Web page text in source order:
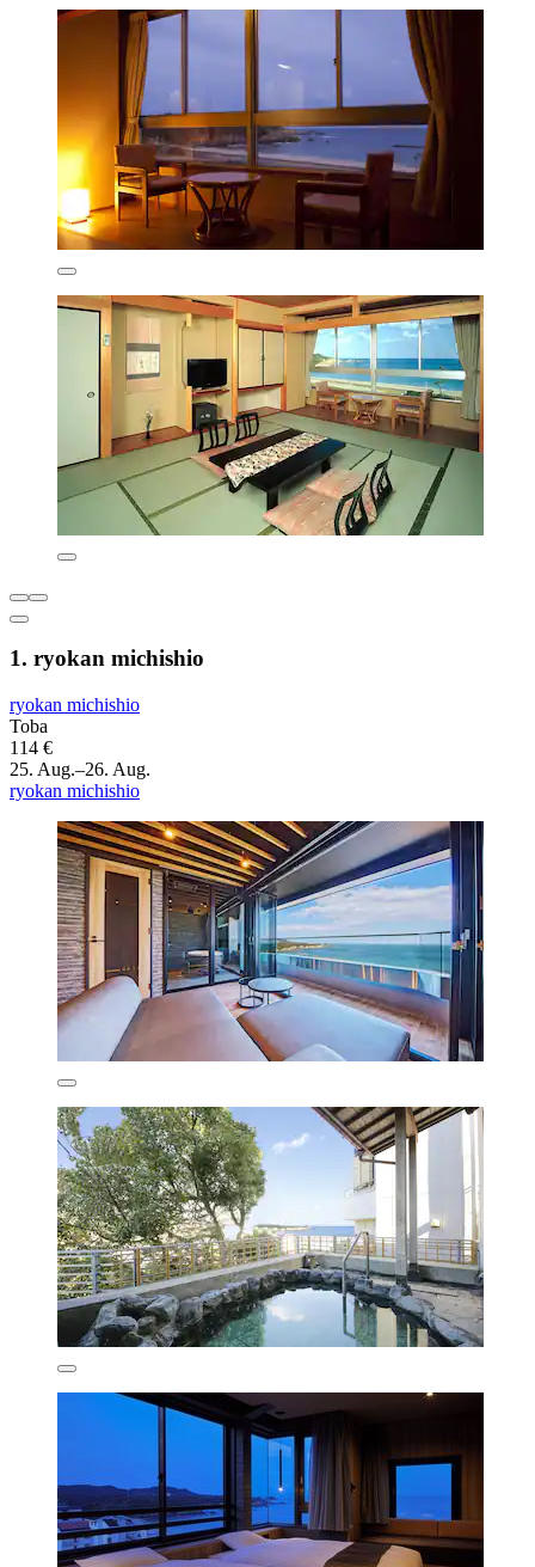
1. ryokan michishio
ryokan michishio
Toba
114 €
25. Aug.–26. Aug.
ryokan michishio